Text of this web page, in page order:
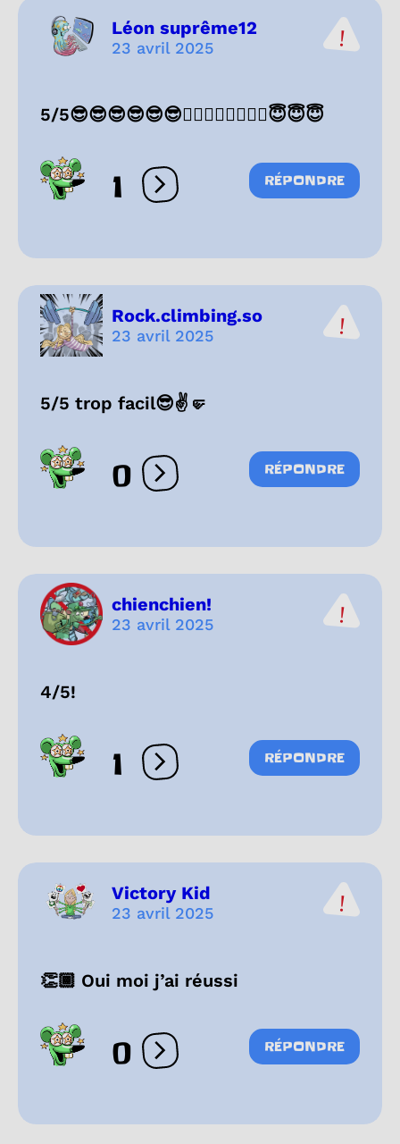
Léon suprême12
23 avril 2025
5/5😎😎😎😎😎😎👍🏻👍🏻👍🏻👍🏻😇😇😇
1 Ouvrir les réactions
RÉPONDRE
Rock.climbing.so
23 avril 2025
5/5 trop facil😎✌️🤛
0 Ouvrir les réactions
RÉPONDRE
chienchien!
23 avril 2025
4/5!
1 Ouvrir les réactions
RÉPONDRE
Victory Kid
23 avril 2025
👏🏾 Oui moi j’ai réussi
0 Ouvrir les réactions
RÉPONDRE